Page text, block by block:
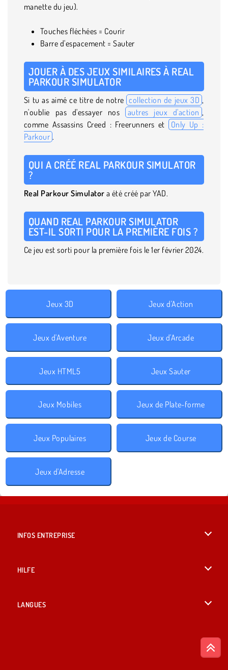
manette du jeu).
Touches fléchées = Courir
Barre d'espacement = Sauter
JOUER À DES JEUX SIMILAIRES À REAL
PARKOUR SIMULATOR
Si tu as aimé ce titre de notre collection de jeux 3D ,
n'oublie pas d'essayer nos
autres jeux d'action ,
comme Assassins Creed : Freerunners et
Only Up :
Parkour .
QUI A CRÉÉ REAL PARKOUR SIMULATOR
?
Real Parkour Simulator a été créé par YAD.
QUAND REAL PARKOUR SIMULATOR
EST-IL SORTI POUR LA PREMIÈRE FOIS ?
Ce jeu est sorti pour la première fois le 1er février 2024.
Jeux 3D Jeux d'Action
Jeux d'Aventure Jeux d'Arcade
Jeux HTML5 Jeux Sauter
Jeux Mobiles Jeux de Plate-forme
Jeux Populaires Jeux de Course
Jeux d'Adresse
INFOS ENTREPRISE
HILFE
LANGUES